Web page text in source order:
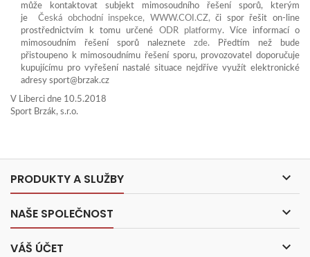
může kontaktovat subjekt mimosoudního řešení sporů, kterým
jeČeská obchodní inspekce, WWW.COI.CZ,či spor řešit on-line
prostřednictvím k tomu určené ODR platformy. Více informací o
mimosoudním řešení sporů naleznete zde. Předtím než bude
přistoupeno k mimosoudnímu řešení sporu, provozovatel doporučuje
kupujícímu pro vyřešení nastalé situace nejdříve využít elektronické
adresy sport@brzak.cz
V Liberci dne 10.5.2018
Sport Brzák, s.r.o.
PRODUKTY A SLUŽBY 
NAŠE SPOLEČNOST 
VÁŠ ÚČET 